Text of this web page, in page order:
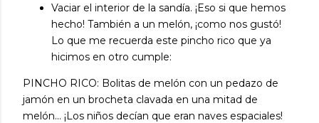
Vaciar el interior de la sandía. ¡Eso si que hemos
hecho! También a un melón, ¡como nos gustó!
Lo que me recuerda este pincho rico que ya
hicimos en otro cumple:
PINCHO RICO: Bolitas de melón con un pedazo de
jamón en un brocheta clavada en una mitad de
melón... ¡Los niños decían que eran naves espaciales!